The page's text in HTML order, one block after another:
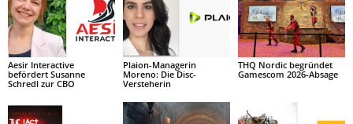
Aesir Interactive
befördert Susanne
Schredl zur CBO
Plaion-Managerin
Moreno: Die Disc-
Versteherin
THQ Nordic begründet
Gamescom 2026-Absage